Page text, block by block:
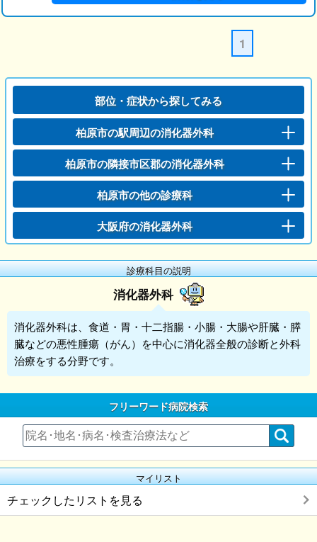
1
部位・症状から探してみる
柏原市の駅周辺の消化器外科
柏原市の隣接市区郡の消化器外科
柏原市の他の診療科
大阪府の消化器外科
診療科目の説明
消化器外科
消化器外科は、食道・胃・十二指腸・小腸・大腸や肝臓・膵
臓などの悪性腫瘍（がん）を中心に消化器全般の診断と外科
治療をする分野です。
フリーワード病院検索
マイリスト
チェックしたリストを見る